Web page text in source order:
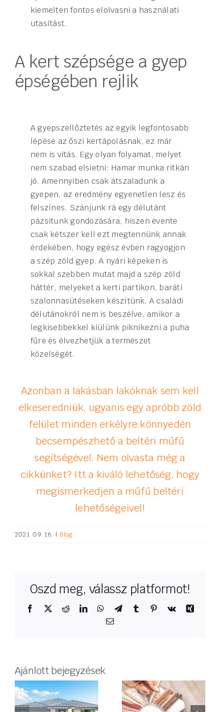
kiemelten fontos elolvasni a használati
utasítást.
A kert szépsége a gyep
épségében rejlik
A gyepszellőztetés az egyik legfontosabb
lépése az őszi kertápolásnak, ez már
nem is vitás. Egy olyan folyamat, melyet
nem szabad elsietni: Hamar munka ritkán
jó. Amennyiben csak átszaladunk a
gyepen, az eredmény egyenetlen lesz és
felszínes. Szánjunk rá egy délutánt
pázsitunk gondozására, hiszen évente
csak kétszer kell ezt megtennünk annak
érdekében, hogy egész évben ragyogjon
a szép zöld gyep. A nyári képeken is
sokkal szebben mutat majd a szép zöld
háttér, melyeket a kerti partikon, baráti
szalonnasütéseken készítünk. A családi
délutánokról nem is beszélve, amikor a
legkisebbekkel kiülünk piknikezni a puha
fűre és élvezhetjük a természet
közelségét.
Azonban a lakásban lakóknak sem kell
elkeseredniük, ugyanis egy apróbb zöld
felület minden erkélyre könnyedén
becsempészhető a beltéri műfű
segítségével. Nem olvasta még a
cikkünket? Itt a kiváló lehetőség, hogy
megismerkedjen a műfű beltéri
lehetőségeivel!
2021. 09. 16. | Blog
Oszd meg, válassz platformot!
Facebook
X RedditLinkedInWhatsApp
TelegramTumblr Pinterest
Vk
Xing
Email:
Ajánlott bejegyzések
Hogyan
válasszunk